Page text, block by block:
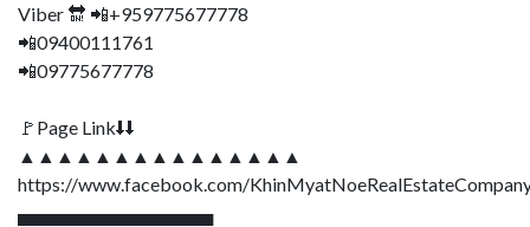
Viber 🔛 📲+959775677778
📲09400111761
📲09775677778
🚩Page Link⬇⬇
▲▲▲▲▲▲▲▲▲▲▲▲▲▲▲
https://www.facebook.com/
▄▄▄▄▄▄▄▄▄▄▄▄▄▄▄